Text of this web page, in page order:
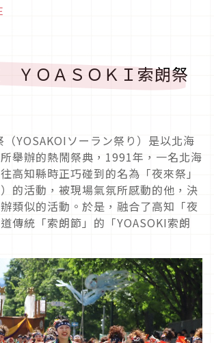
ＹＯＡＳＯＫＩ索朗祭
（YOSAKOIソーラン祭り）是以北海
舉辦的熱鬧祭典， 1991年，一名北海
高知縣時正巧碰到的名為「夜來祭」
）的活動，被現場氣氛所感動的他，決
類似的活動 。於是，融合了高知「夜
傳統「索朗節」的「YOASOKI索朗